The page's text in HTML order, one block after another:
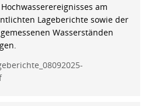
am
Lageberichte sowie der
Wasserständen